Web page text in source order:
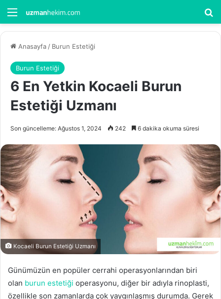
Menü
Anasayfa / Burun Estetiği
Burun Estetiği
6 En Yetkin Kocaeli Burun
Estetiği Uzmanı
Son güncelleme: Ağustos 1, 2024 242 6 dakika okuma süresi
Kocaeli Burun Estetiği Uzmanı
Günümüzün en popüler cerrahi operasyonlarından biri
olan burun estetiği operasyonu, diğer bir adıyla rinoplasti,
özellikle son zamanlarda çok yaygınlaşmış durumda. Gerek